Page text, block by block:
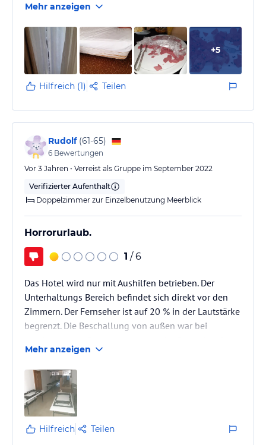
es auch geschmeckt.
Hatten beide Magen- Darm Beschwerden. Meinen
Mann hat es am vorletzten Tag richtig Böse erwischt,
der Gedanke an einem Rettungswagen lag in der
Luft.
Speiseraum gleicht einer Kantine, es hallt durch ein
Kellner, wenn man die so nennen…
Mehr anzeigen
+5
Hilfreich (1) Teilen
Rudolf (61-65)
6 Bewertungen
Vor 3 Jahren • Verreist als Gruppe im September 2022
Verifizierter Aufenthalt
Doppelzimmer zur Einzelbenutzung Meerblick
Horrorurlaub.
1 / 6
Das Hotel wird nur mit Aushilfen betrieben. Der
Unterhaltungs Bereich befindet sich direkt vor den
Zimmern. Der Fernseher ist auf 20 % in der Lautstärke
begrenzt. Die Beschallung von außen war bei
Halle zum Essen für ca. 300 Personen hatte eine
Geräusch Kulisse ohne jegliche nie wo.
Mehr anzeigen
Hilfreich Teilen